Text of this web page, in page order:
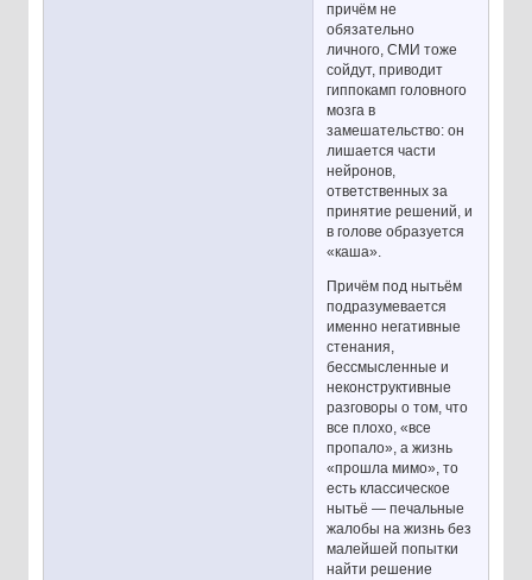
причём не
обязательно
личного, СМИ тоже
сойдут, приводит
гиппокамп головного
мозга в
замешательство: он
лишается части
нейронов,
ответственных за
принятие решений, и
в голове образуется
«каша».
Причём под нытьём
подразумевается
именно негативные
стенания,
бессмысленные и
неконструктивные
разговоры о том, что
все плохо, «все
пропало», а жизнь
«прошла мимо», то
есть классическое
нытьё — печальные
жалобы на жизнь без
малейшей попытки
найти решение